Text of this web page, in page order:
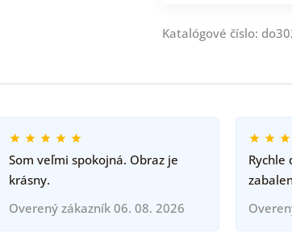
Katalógové číslo:
Som veľmi spokojná. Obraz je
krásny.
Overený zákazník 06. 08. 2026
Rychle